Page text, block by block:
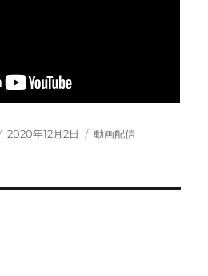
投
2020年12月2日
カ
動画配信